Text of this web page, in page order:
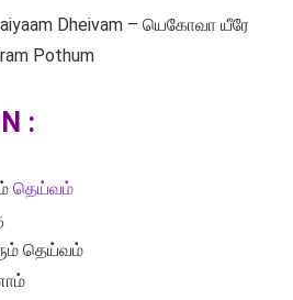
Dheivam – யெகோவா யீரே
Pothum
:
தெய்வம்
தெய்வம்